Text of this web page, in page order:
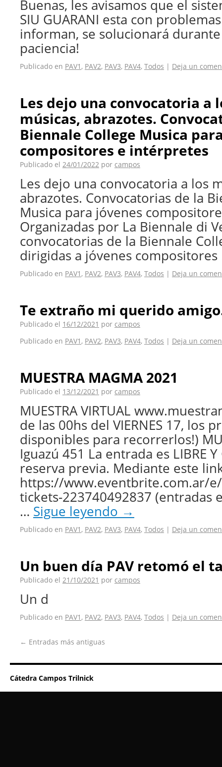
Buenas, les avisamos que el
SIU GUARANI esta con
informan, se solucionará
paciencia!
Publicado en PAV1 , PAV2, PAV3, PAV4, Todos | Deja un
Les dejo una convocatoria a
músicas, abrazotes.
Biennale College Musica
compositores e intérpretes
Publicado el 24/01/2022 por campos
Les dejo una convocatoria a los
abrazotes. Convocatorias de la
Musica para jóvenes
Organizadas por La Biennale di
convocatorias de la Biennale
dirigidas a jóvenes
Publicado en PAV1 , PAV2, PAV3, PAV4, Todos | Deja un
Te extraño mi querido
Publicado el 16/12/2021 por campos
Publicado en PAV1 , PAV2, PAV3, PAV4, Todos | Deja un
MUESTRA MAGMA 2021
Publicado el 13/12/2021 por campos
MUESTRA VIRTUAL
de las 00hs del VIERNES 17, los
disponibles para recorrerlos!)
Iguazú 451 La entrada es LIBRE Y
reserva previa. Mediante este
https://www.eventbrite.com.ar/
tickets-223740492837 (entradas
… Sigue leyendo →
Publicado en PAV1 , PAV2, PAV3, PAV4, Todos | Deja un
Un buen día PAV retomó el
Publicado el 21/10/2021 por campos
Un d
Publicado en PAV1 , PAV2, PAV3, PAV4, Todos | Deja un
← Entradas más antiguas
Cátedra Campos Trilnick